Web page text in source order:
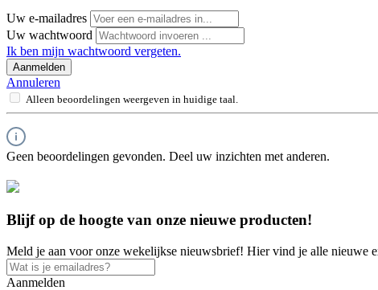
Uw e-mailadres
Uw wachtwoord
Ik ben mijn wachtwoord vergeten.
Aanmelden
Annuleren
Alleen beoordelingen weergeven in huidige taal.
Geen beoordelingen gevonden. Deel uw inzichten met anderen.
Blijf op de hoogte van onze nieuwe producten!
Meld je aan voor onze wekelijkse nieuwsbrief! Hier vind je alle nieuwe
Aanmelden